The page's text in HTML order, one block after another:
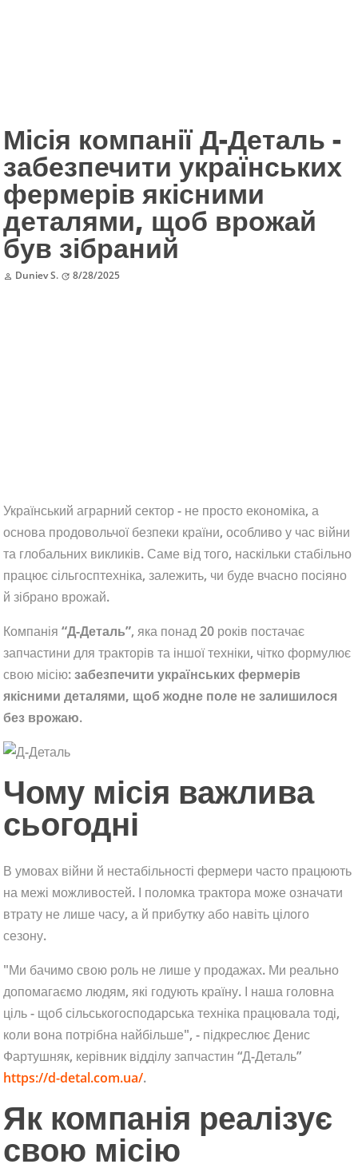
Місія компанії Д-Деталь -
забезпечити українських
фермерів якісними
деталями, щоб врожай
був зібраний
 Duniev S.  8/28/2025
Український аграрний сектор - не просто економіка, а
основа продовольчої безпеки країни, особливо у час війни
та глобальних викликів. Саме від того, наскільки стабільно
працює сільгосптехніка, залежить, чи буде вчасно посіяно
й зібрано врожай.
Компанія“Д-Деталь”, яка понад 20 років постачає
запчастини для тракторів та іншої техніки, чітко формулює
свою місію:забезпечити українських фермерів
якісними деталями, щоб жодне поле не залишилося
без врожаю.
Чому місія важлива
сьогодні
В умовах війни й нестабільності фермери часто працюють
на межі можливостей. І поломка трактора може означати
втрату не лише часу, а й прибутку або навіть цілого
сезону.
"Ми бачимо свою роль не лише у продажах. Ми реально
допомагаємо людям, які годують країну. І наша головна
ціль - щоб сільськогосподарська техніка працювала тоді,
коли вона потрібна найбільше", - підкреслює Денис
Фартушняк, керівник відділу запчастин “Д-Деталь”
https://d-detal.com.ua/.
Як компанія реалізує
свою місію